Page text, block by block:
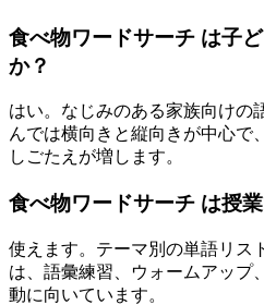
食べ物ワードサーチ は子
か？
はい。なじみのある家族向けの
んでは横向きと縦向きが中心で
しごたえが増します。
食べ物ワードサーチ は授
使えます。テーマ別の単語リス
は、語彙練習、ウォームアップ
動に向いています。